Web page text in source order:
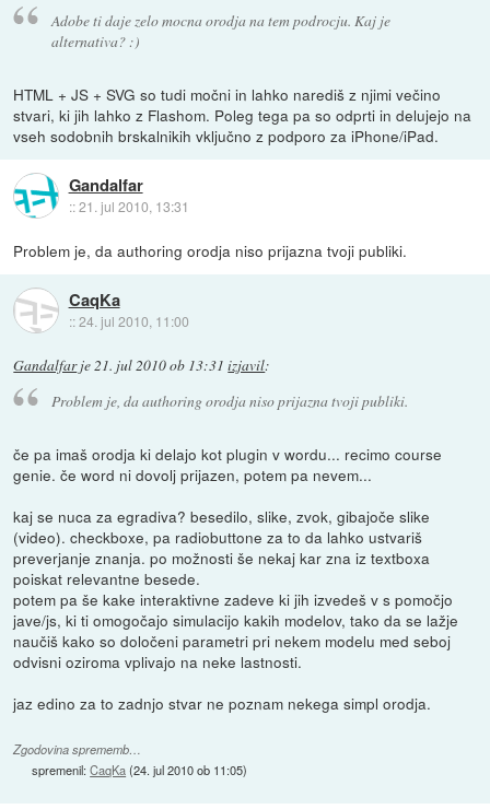
Adobe ti daje zelo mocna orodja na tem podrocju. Kaj je
alternativa? :)
HTML + JS + SVG so tudi močni in lahko narediš z njimi večino
stvari, ki jih lahko z Flashom. Poleg tega pa so odprti in delujejo na
vseh sodobnih brskalnikih vključno z podporo za iPhone/iPad.
Gandalfar
::21. jul 2010, 13:31
Problem je, da authoring orodja niso prijazna tvoji publiki.
CaqKa
::24. jul 2010, 11:00
Gandalfarje21. jul 2010 ob 13:31 izjavil:
Problem je, da authoring orodja niso prijazna tvoji publiki.
če pa imaš orodja ki delajo kot plugin v wordu... recimo course
genie. če word ni dovolj prijazen, potem pa nevem...
kaj se nuca za egradiva? besedilo, slike, zvok, gibajoče slike
(video). checkboxe, pa radiobuttone za to da lahko ustvariš
preverjanje znanja. po možnosti še nekaj kar zna iz textboxa
poiskat relevantne besede.
potem pa še kake interaktivne zadeve ki jih izvedeš v s pomočjo
jave/js, ki ti omogočajo simulacijo kakih modelov, tako da se lažje
naučiš kako so določeni parametri pri nekem modelu med seboj
odvisni oziroma vplivajo na neke lastnosti.
jaz edino za to zadnjo stvar ne poznam nekega simpl orodja.
Zgodovina sprememb…
spremenil:CaqKa(24. jul 2010 ob 11:05)